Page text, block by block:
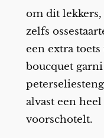
om dit
zelfs
een extra
boucquet
alvast een
voorschotelt.